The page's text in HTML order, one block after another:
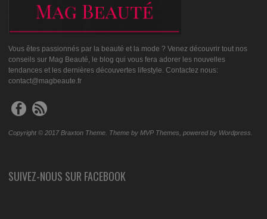
Vous êtes passionnés par la beauté et la mode ? Venez découvrir tout nos
conseils sur Mag Beauté, le blog qui vous fera adorer les nouvelles
tendances et les dernières découvertes lifestyle. Contactez nous:
contact@magbeaute.fr
Copyright © 2017 Braxton Theme. Theme by MVP Themes, powered by Wordpress.
SUIVEZ-NOUS SUR FACEBOOK